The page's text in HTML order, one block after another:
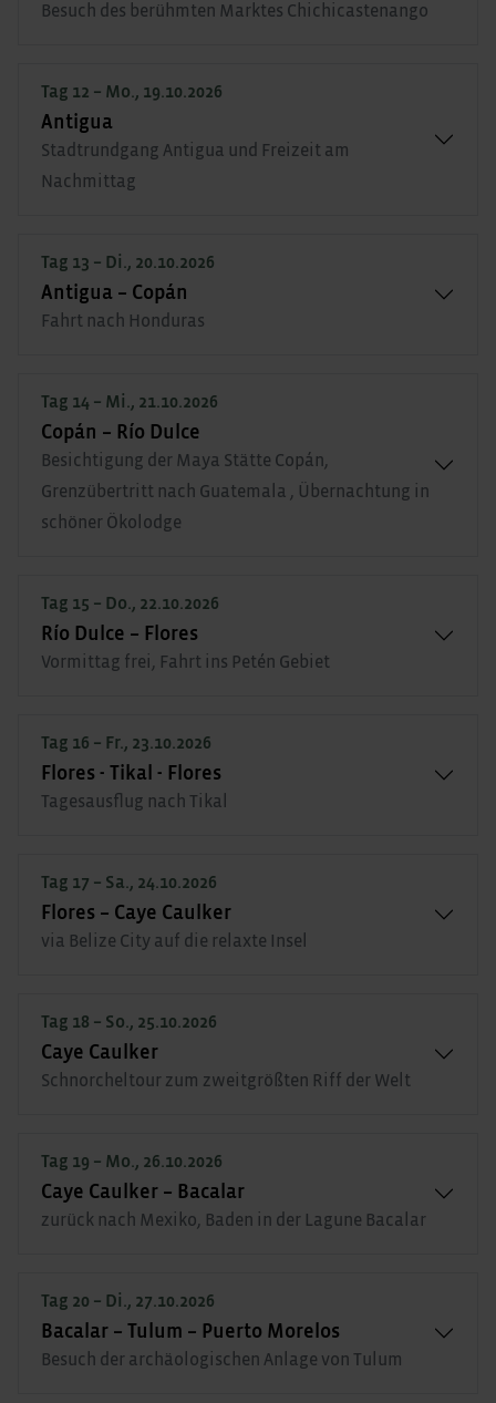
Besuch des berühmten Marktes Chichicastenango
Tag 12 – Mo., 19.10.2026
Antigua
Stadtrundgang Antigua und Freizeit am
Nachmittag
Tag 13 – Di., 20.10.2026
Antigua – Copán
Fahrt nach Honduras
Tag 14 – Mi., 21.10.2026
Copán – Río Dulce
Besichtigung der Maya Stätte Copán,
Grenzübertritt nach Guatemala , Übernachtung in
schöner Ökolodge
Tag 15 – Do., 22.10.2026
Río Dulce – Flores
Vormittag frei, Fahrt ins Petén Gebiet
Tag 16 – Fr., 23.10.2026
Flores - Tikal - Flores
Tagesausflug nach Tikal
Tag 17 – Sa., 24.10.2026
Flores – Caye Caulker
via Belize City auf die relaxte Insel
Tag 18 – So., 25.10.2026
Caye Caulker
Schnorcheltour zum zweitgrößten Riff der Welt
Tag 19 – Mo., 26.10.2026
Caye Caulker – Bacalar
zurück nach Mexiko, Baden in der Lagune Bacalar
Tag 20 – Di., 27.10.2026
Bacalar – Tulum – Puerto Morelos
Besuch der archäologischen Anlage von Tulum